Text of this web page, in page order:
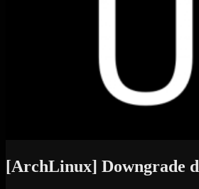
[ArchLinux] Downgrade